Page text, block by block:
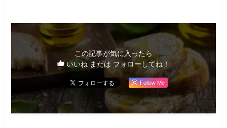
この記事が気に入ったら
いいね または フォローしてね！
Follow Me